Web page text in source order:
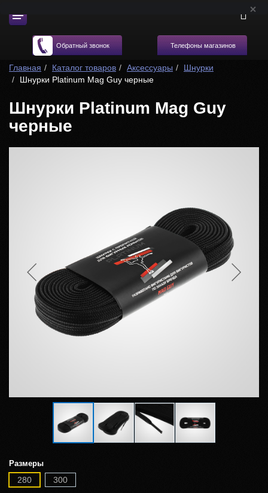
Обратный звонок Телефоны магазинов
Главная Каталог товаров Аксессуары
Шнурки
Шнурки Platinum Mag Guy черные
Шнурки Platinum Mag Guy
черные
Размеры
280 300